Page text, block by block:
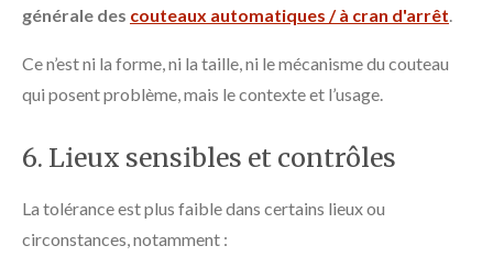
générale des couteaux automatiques / à cran d'arrêt.
Ce n’est ni la forme, ni la taille, ni le mécanisme du couteau
qui posent problème, mais le contexte et l’usage.
6. Lieux sensibles et contrôles
La tolérance est plus faible dans certains lieux ou
circonstances, notamment :